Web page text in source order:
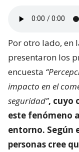
Por otro lado, en
presentaron los
encuesta
impacto en el
seguridad”, cuyo
este fenómeno
entorno. Según
personas cree